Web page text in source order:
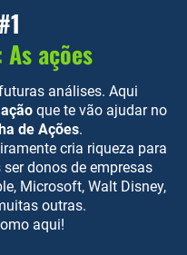
As ações
análises. Aqui
que te vão ajudar no
de Ações.
cria riqueza para
donos de empresas
Microsoft, Walt Disney,
outras.
aqui!